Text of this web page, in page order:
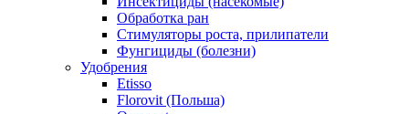
Обработка ран
Стимуляторы роста, прилипатели
Фунгициды (болезни)
Удобрения
Etisso
Florovit (Польша)